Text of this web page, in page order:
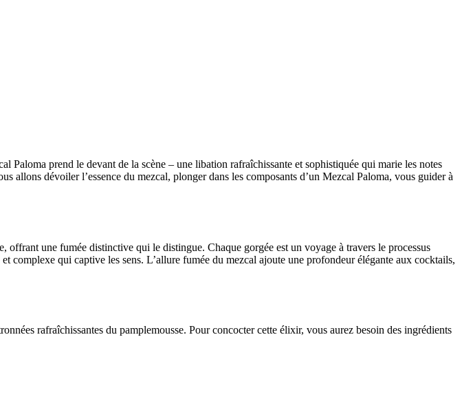
Paloma prend le devant de la scène – une libation rafraîchissante et sophistiquée qui marie les notes
allons dévoiler l’essence du mezcal, plonger dans les composants d’un Mezcal Paloma, vous guider à
une fumée distinctive qui le distingue. Chaque gorgée est un voyage à travers le processus
complexe qui captive les sens. L’allure fumée du mezcal ajoute une profondeur élégante aux cocktails,
rafraîchissantes du pamplemousse. Pour concocter cette élixir, vous aurez besoin des ingrédients